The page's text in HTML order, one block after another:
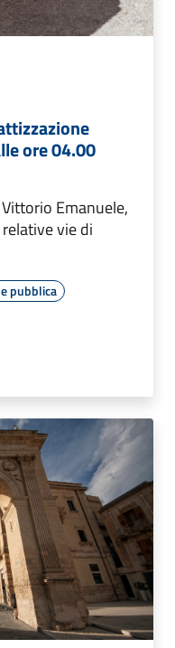
ore 04.00
Emanuele,
vie di
pubblica